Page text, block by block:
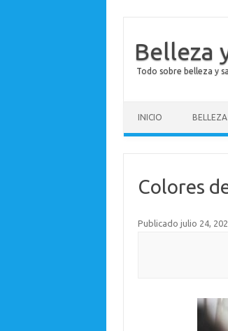
Belleza
Todo sobre belleza y
INICIO BELLEZA
Colores
Publicado julio 24,